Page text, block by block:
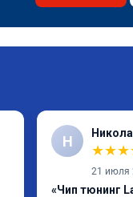
Н
★★★
21 июля
«Чип тюнинг